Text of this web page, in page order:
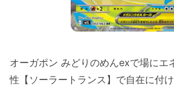
オーガポン みどりのめんexで場にエ
性【ソーラートランス】で自在に付け